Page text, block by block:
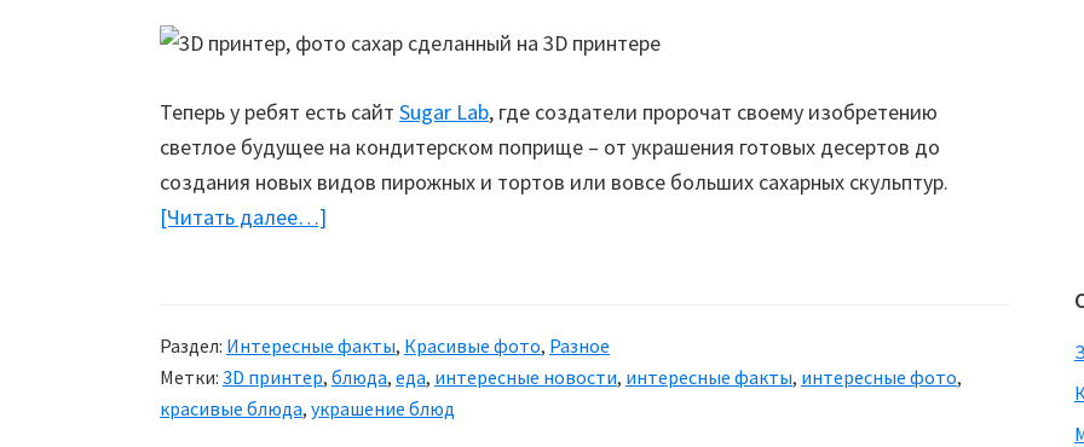
Теперь у ребят есть сайт Sugar Lab, где создатели пророчат своему изобретению
светлое будущее на кондитерском поприще – от украшения готовых десертов до
создания новых видов пирожных и тортов или вовсе больших сахарных скульптур.
[Читать далее…]
материал
для
3D-
Раздел: Интересные факты, Красивые фото, Разное
Метки: 3D принтер, блюда, еда, интересные новости, интересные факты, интересные фото,
красивые блюда, украшение блюд